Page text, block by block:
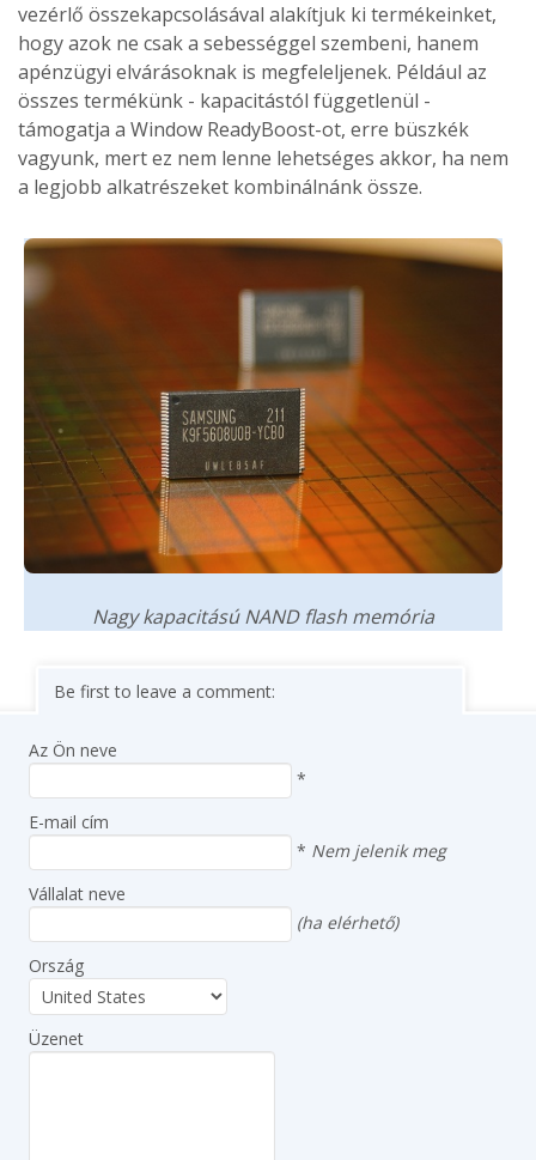
vezérlő összekapcsolásával alakítjuk ki termékeinket,
hogy azok ne csak a sebességgel szembeni, hanem
apénzügyi elvárásoknak is megfeleljenek. Például az
összes termékünk - kapacitástól függetlenül -
támogatja a Window ReadyBoost-ot, erre büszkék
vagyunk, mert ez nem lenne lehetséges akkor, ha nem
a legjobb alkatrészeket kombinálnánk össze.
Nagy kapacitású NAND flash memória
Be first to leave a comment:
Az Ön neve
*
E-mail cím
* Nem jelenik meg
Vállalat neve
(ha elérhető)
Ország
Üzenet